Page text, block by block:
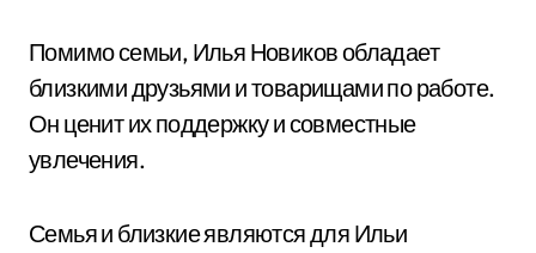
Помимо семьи, Илья Новиков обладает
близкими друзьями и товарищами по работе.
Он ценит их поддержку и совместные
увлечения.
Семья и близкие являются для Ильи